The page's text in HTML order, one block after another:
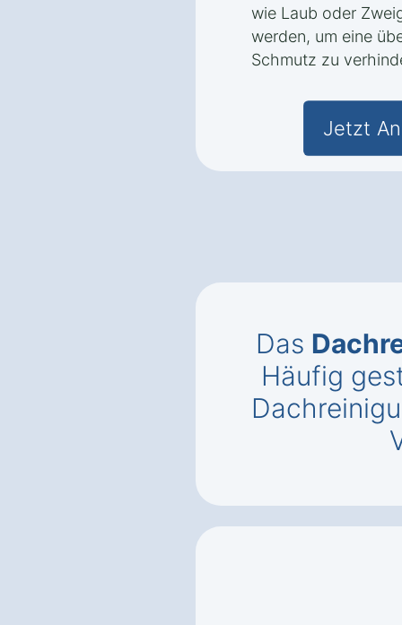
wie Laub oder
werden, um eine
Schmutz zu
Jetzt
Das
Häufig